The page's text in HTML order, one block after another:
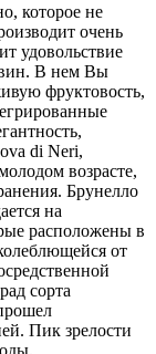
которое не
очень
удовольствие
вин. В нем Вы
фруктовость,
di Neri,
возрасте,
Брунелло
на
расположены в
от
сорта
Пик зрелости